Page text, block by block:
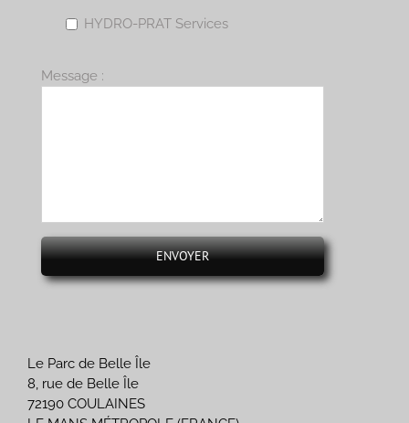
HYDRO-PRAT Services
Message :
Le Parc de Belle Île
8, rue de Belle Île
72190 COULAINES